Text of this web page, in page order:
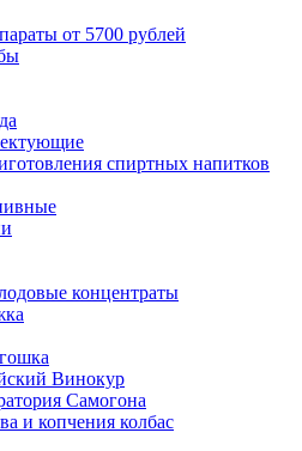
от 5700 рублей
спиртных напитков
концентраты
Винокур
Самогона
и копчения колбас